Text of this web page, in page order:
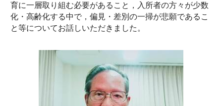
育に一層取り組む必要があること，入所者の方々が少数
化・高齢化する中で，偏見・差別の一掃が悲願であるこ
と等についてお話しいただきました。